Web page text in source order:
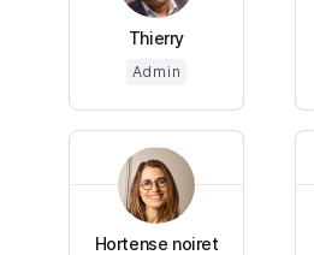
Thierry
Admin
Hortense noiret